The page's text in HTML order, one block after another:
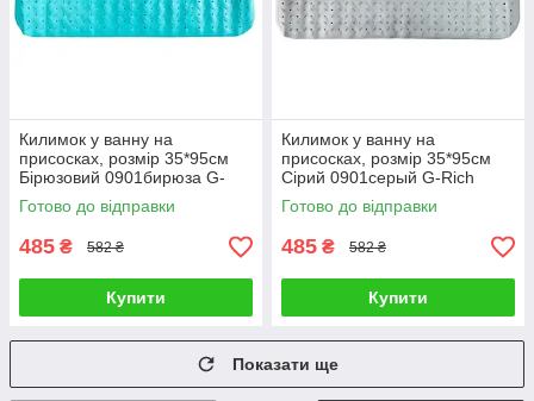
Килимок у ванну на
присосках, розмір 35*95см
Бірюзовий 0901бирюза G-
Rich
Готово до відправки
485 ₴ 582 ₴
Купити
Килимок у ванну на
присосках, розмір 35*95см
Сірий 0901серый G-Rich
Готово до відправки
485 ₴ 582 ₴
Купити
Показати ще